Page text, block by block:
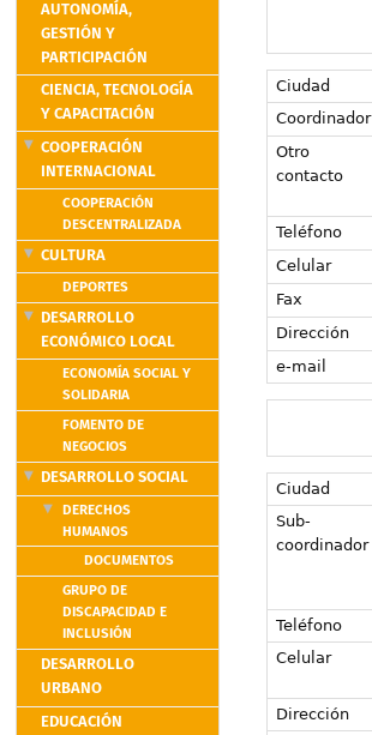
AUTONOMÍA,
GESTIÓN Y
PARTICIPACIÓN
CIENCIA, TECNOLOGÍA
Y CAPACITACIÓN
COOPERACIÓN
INTERNACIONAL
COOPERACIÓN
DESCENTRALIZADA
CULTURA
DEPORTES
DESARROLLO
ECONÓMICO LOCAL
ECONOMÍA SOCIAL Y
SOLIDARIA
FOMENTO DE
NEGOCIOS
DESARROLLO SOCIAL
DERECHOS
HUMANOS
DOCUMENTOS
GRUPO DE
DISCAPACIDAD E
INCLUSIÓN
DESARROLLO
URBANO
EDUCACIÓN
Ciudad
Coordinador
Otro
contacto
Teléfono
Celular
Fax
Dirección
e-mail
Ciudad
Sub-
coordinador
Teléfono
Celular
Dirección